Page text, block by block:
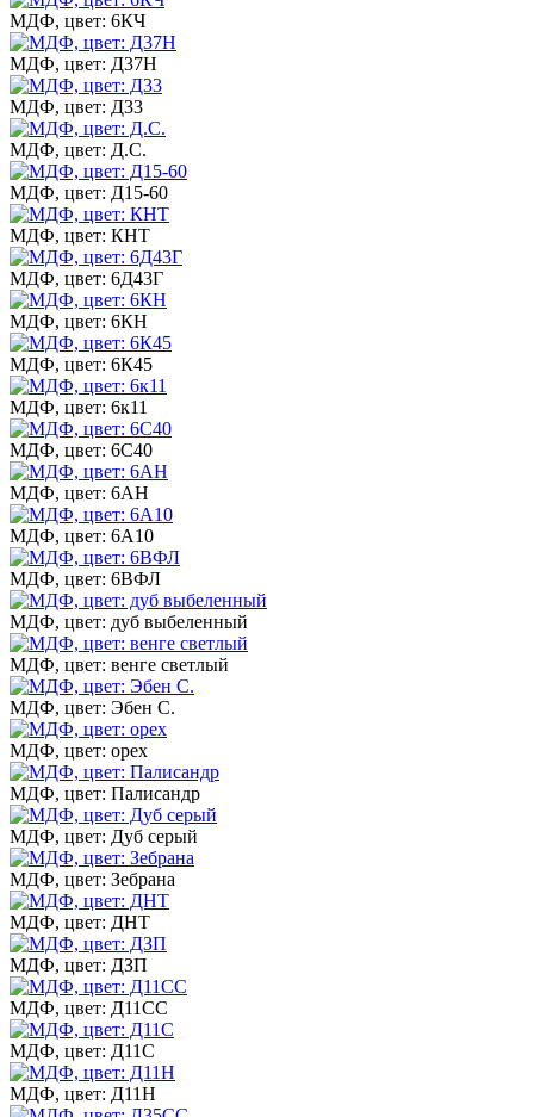
МДФ, цвет: 6КЧ
МДФ, цвет: Д37Н
МДФ, цвет: Д33
МДФ, цвет: Д.С.
МДФ, цвет: Д15-60
МДФ, цвет: КНТ
МДФ, цвет: 6Д43Г
МДФ, цвет: 6КН
МДФ, цвет: 6К45
МДФ, цвет: 6к11
МДФ, цвет: 6С40
МДФ, цвет: 6АН
МДФ, цвет: 6А10
МДФ, цвет: 6ВФЛ
МДФ, цвет: дуб выбеленный
МДФ, цвет: венге светлый
МДФ, цвет: Эбен С.
МДФ, цвет: орех
МДФ, цвет: Палисандр
МДФ, цвет: Дуб серый
МДФ, цвет: Зебрана
МДФ, цвет: ДНТ
МДФ, цвет: ДЗП
МДФ, цвет: Д11СС
МДФ, цвет: Д11С
МДФ, цвет: Д11Н